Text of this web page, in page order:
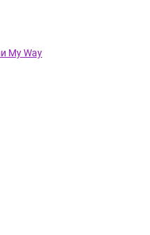
My Way